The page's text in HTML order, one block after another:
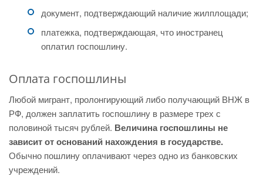
документ, подтверждающий наличие жилплощади;
платежка, подтверждающая, что иностранец
оплатил госпошлину.
Оплата госпошлины
Любой мигрант, пролонгирующий либо получающий ВНЖ в
РФ, должен заплатить госпошлину в размере трех с
половиной тысяч рублей. Величина госпошлины не
зависит от оснований нахождения в государстве.
Обычно пошлину оплачивают через одно из банковских
учреждений.